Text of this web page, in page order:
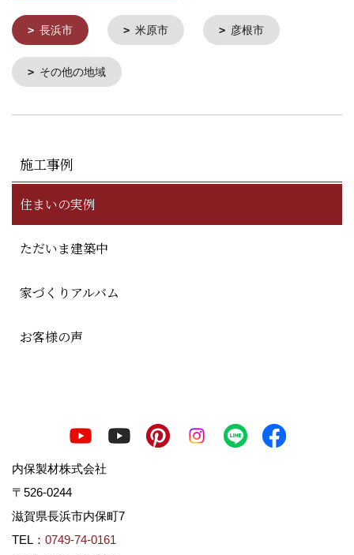
長浜市 米原市 彦根市
その他の地域
施工事例
住まいの実例
ただいま建築中
家づくりアルバム
お客様の声
内保製材株式会社
〒526-0244
滋賀県長浜市内保町7
TEL： 0749-74-0161